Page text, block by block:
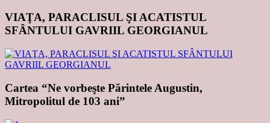
VIAŢA, PARACLISUL ŞI ACATISTUL
SFÂNTULUI GAVRIIL GEORGIANUL
Cartea “Ne vorbeşte Părintele Augustin,
Mitropolitul de 103 ani”